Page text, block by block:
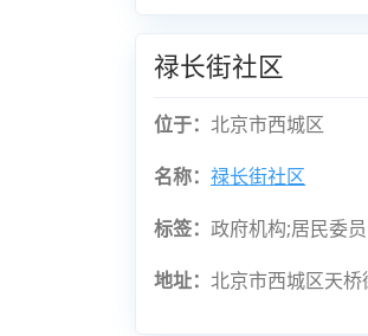
禄长街社区
位于： 北京市西城区
名称： 禄长街社区
标签： 政府机构;居民委
地址： 北京市西城区天桥